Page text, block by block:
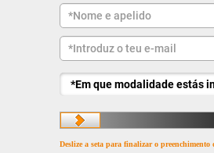
Deslize a seta para finalizar o